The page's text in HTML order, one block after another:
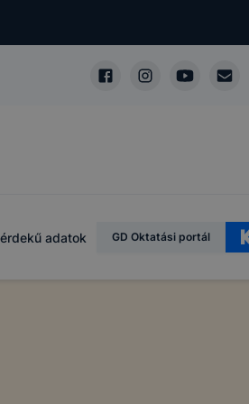
adatok GD Oktatási portál